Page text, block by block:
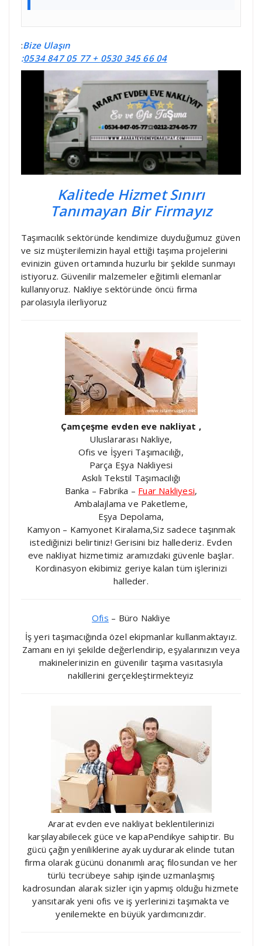
:Bize Ulaşın
:0534 847 05 77 + 0530 345 66 04
Kalitede Hizmet Sınırı
Tanımayan Bir Firmayız
Taşımacılık sektöründe kendimize duyduğumuz güven
ve siz müşterilemizin hayal ettiği taşıma projelerini
evinizin güven ortamında huzurlu bir şekilde sunmayı
istiyoruz. Güvenilir malzemeler eğitimli elemanlar
kullanıyoruz. Nakliye sektöründe öncü firma
parolasıyla ilerliyoruz
Çamçeşme evden eve nakliyat ,
Uluslararası Nakliye,
Ofis ve İşyeri Taşımacılığı,
Parça Eşya Nakliyesi
Askılı Tekstil Taşımacılığı
Banka – Fabrika – Fuar Nakliyesi,
Ambalajlama ve Paketleme,
Eşya Depolama,
Kamyon – Kamyonet Kiralama,Siz sadece taşınmak
istediğinizi belirtiniz! Gerisini biz hallederiz. Evden
eve nakliyat hizmetimiz aramızdaki güvenle başlar.
Kordinasyon ekibimiz geriye kalan tüm işlerinizi
halleder.
Ofis – Büro Nakliye
İş yeri taşımacığında özel ekipmanlar kullanmaktayız.
Zamanı en iyi şekilde değerlendirip, eşyalarınızın veya
makinelerinizin en güvenilir taşıma vasıtasıyla
nakillerini gerçekleştirmekteyiz
Ararat evden eve nakliyat beklentilerinizi
karşılayabilecek güce ve kapaPendikye sahiptir. Bu
gücü çağın yeniliklerine ayak uydurarak elinde tutan
firma olarak gücünü donanımlı araç filosundan ve her
türlü tecrübeye sahip işinde uzmanlaşmış
kadrosundan alarak sizler için yapmış olduğu hizmete
yansıtarak yeni ofis ve iş yerlerinizi taşımakta ve
yenilemekte en büyük yardımcınızdır.